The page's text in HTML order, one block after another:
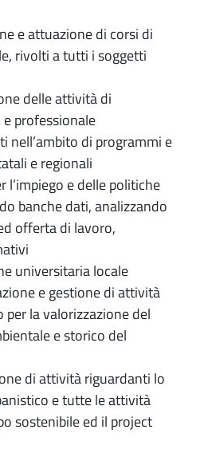
e attuazione di corsi di
rivolti a tutti i soggetti
delle attività di
professionale
nell’ambito di programmi e
e regionali
l’impiego e delle politiche
banche dati, analizzando
offerta di lavoro,
universitaria locale
e gestione di attività
la valorizzazione del
e storico del
di attività riguardanti lo
e tutte le attività
sostenibile ed il project